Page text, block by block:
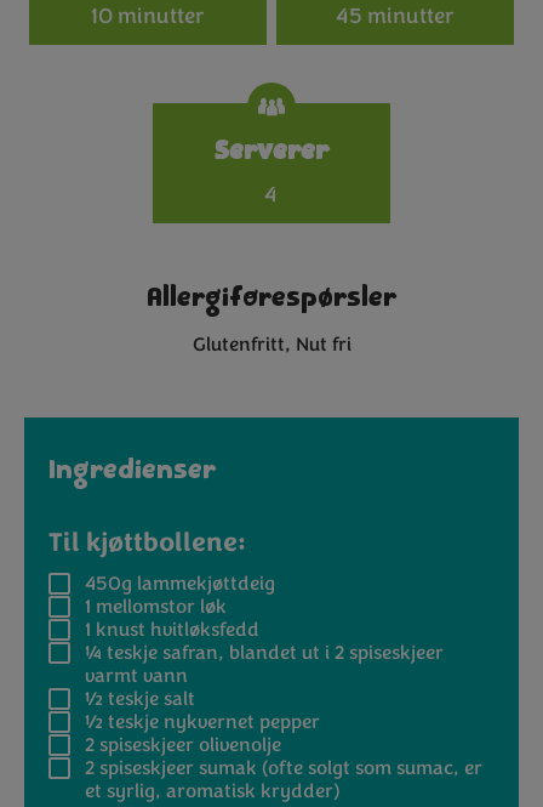
10 minutter
45 minutter
Serverer
4
Allergiforespørsler
Glutenfritt Nut fri
Ingredienser
Til kjøttbollene:
450g lammekjøttdeig
1 mellomstor løk
1 knust hvitløksfedd
¼ teskjesafran, blandet ut i 2 spiseskjeer
varmt vann
½ teskjesalt
½ teskje nykvernet pepper
2 spiseskjeerolivenolje
2 spiseskjeersumak (ofte solgt som sumac, er
et syrlig, aromatisk krydder)